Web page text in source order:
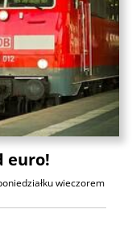
euro!
wieczorem